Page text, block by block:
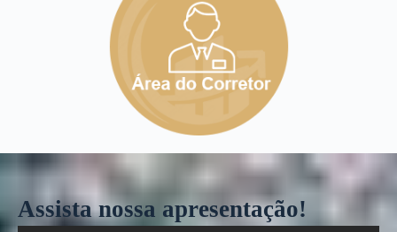
Assista nossa apresentação!